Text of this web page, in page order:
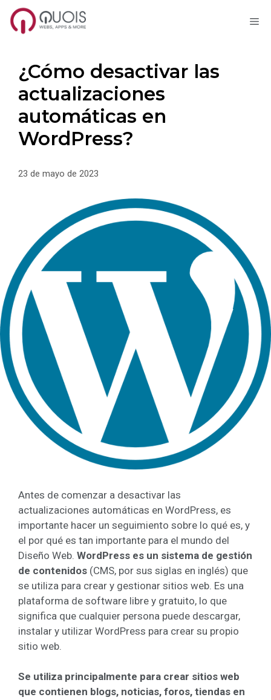
Saltar
contenido¿Cómo desactivar las
actualizaciones
automáticas en
WordPress?
23 de mayo de 2023
Antes de comenzar a desactivar las
actualizaciones automáticas en WordPress, es
importante hacer un seguimiento sobre lo qué es, y
el por qué es tan importante para el mundo del
Diseño Web. WordPress es un sistema de gestión
de contenidos (CMS, por sus siglas en inglés) que
se utiliza para crear y gestionar sitios web. Es una
plataforma de software libre y gratuito, lo que
significa que cualquier persona puede descargar,
instalar y utilizar WordPress para crear su propio
sitio web.
Se utiliza principalmente para crear sitios web
que contienen blogs, noticias, foros, tiendas en